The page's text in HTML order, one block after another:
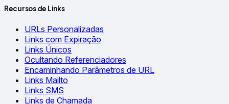
Recursos de Links
URLs Personalizadas
Links com Expiração
Links Únicos
Ocultando Referenciadores
Encaminhando Parâmetros de URL
Links Mailto
Links SMS
Links de Chamada